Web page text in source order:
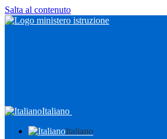
Salta al contenuto
Italiano
Italiano